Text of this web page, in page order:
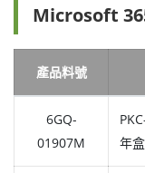
Microsoft
產品料號
6GQ-
01907M
年